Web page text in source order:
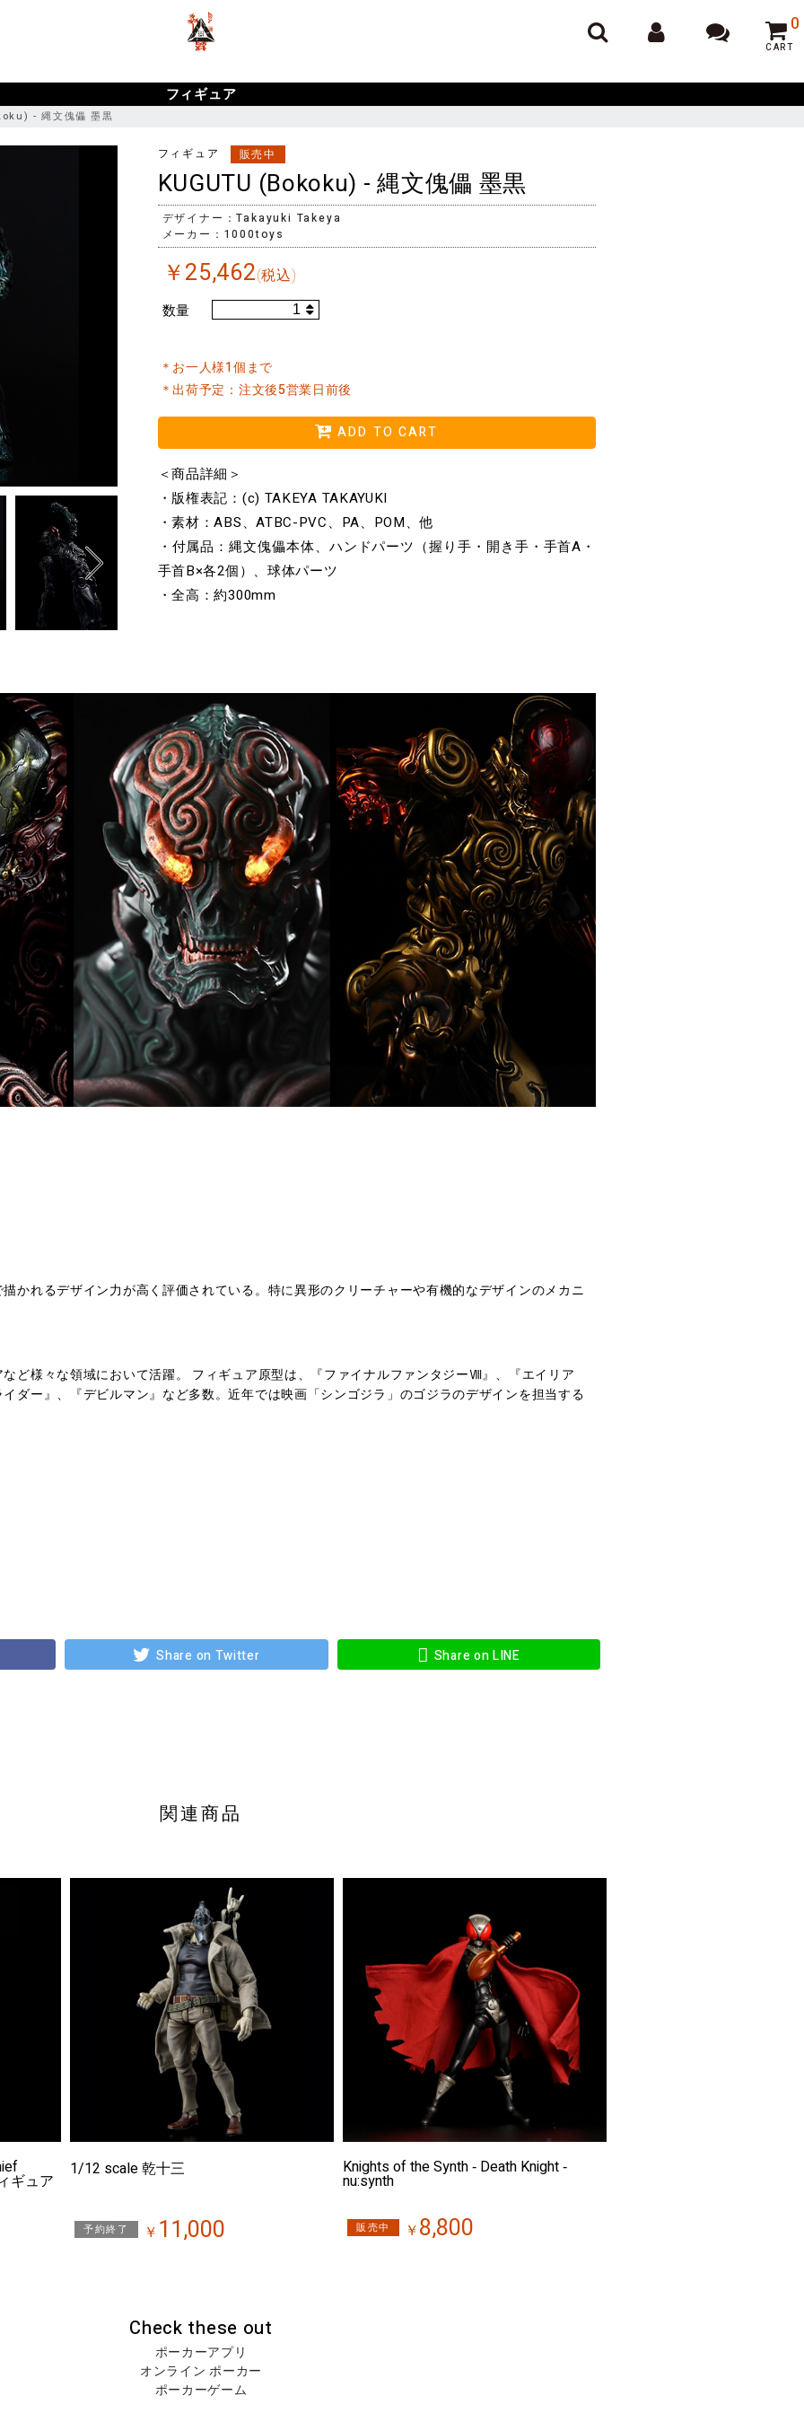
ポーカー
CART
0
フィギュア
- 縄文傀儡 墨黒
フィギュア 販売中
KUGUTU (Bokoku) - 縄文傀儡 墨黒
デザイナー：Takayuki Takeya
メーカー：1000toys
￥25,462(税込)
数量
＊お一人様1個まで
＊出荷予定：注文後5営業日前後
ADD TO CART
＜商品詳細＞
・版権表記：(c) TAKEYA TAKAYUKI
・素材：ABS、ATBC-PVC、PA、POM、他
・付属品：縄文傀儡本体、ハンドパーツ（握り手・開き手・手首A・
手首B×各2個）、球体パーツ
・全高：約300mm
かれるデザイン力が高く評価されている。特に異形のクリーチャーや有機的なデザインのメカニ
ど様々な領域において活躍。 フィギュア原型は、『ファイナルファンタジーⅧ』、『エイリア
ダー』、『デビルマン』など多数。近年では映画「シンゴジラ」のゴジラのデザインを担当する
Share on Twitter Share on LINE
関連商品
ギュア
1/12 scale 乾十三
予約終了 ￥ 11,000
Knights of the Synth ‐ Death Knight ‐
nu:synth
販売中 ￥8,800
Check these out
ポーカーアプリ
オンライン ポーカー
ポーカーゲーム